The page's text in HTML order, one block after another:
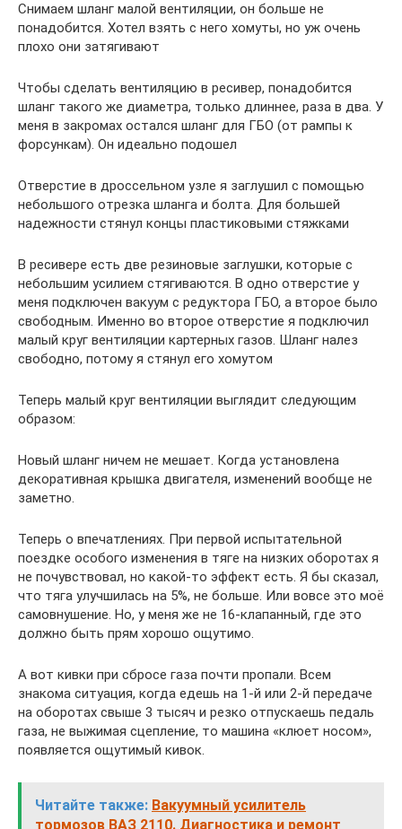
Снимаем шланг малой вентиляции, он больше не
понадобится. Хотел взять с него хомуты, но уж очень
плохо они затягивают
Чтобы сделать вентиляцию в ресивер, понадобится
шланг такого же диаметра, только длиннее, раза в два. У
меня в закромах остался шланг для ГБО (от рампы к
форсункам). Он идеально подошел
Отверстие в дроссельном узле я заглушил с помощью
небольшого отрезка шланга и болта. Для большей
надежности стянул концы пластиковыми стяжками
В ресивере есть две резиновые заглушки, которые с
небольшим усилием стягиваются. В одно отверстие у
меня подключен вакуум с редуктора ГБО, а второе было
свободным. Именно во второе отверстие я подключил
малый круг вентиляции картерных газов. Шланг налез
свободно, потому я стянул его хомутом
Теперь малый круг вентиляции выглядит следующим
образом:
Новый шланг ничем не мешает. Когда установлена
декоративная крышка двигателя, изменений вообще не
заметно.
Теперь о впечатлениях. При первой испытательной
поездке особого изменения в тяге на низких оборотах я
не почувствовал, но какой-то эффект есть. Я бы сказал,
что тяга улучшилась на 5%, не больше. Или вовсе это моё
самовнушение. Но, у меня же не 16-клапанный, где это
должно быть прям хорошо ощутимо.
А вот кивки при сбросе газа почти пропали. Всем
знакома ситуация, когда едешь на 1-й или 2-й передаче
на оборотах свыше 3 тысяч и резко отпускаешь педаль
газа, не выжимая сцепление, то машина «клюет носом»,
появляется ощутимый кивок.
Читайте также: Вакуумный усилитель
тормозов ВАЗ 2110. Диагностика и ремонт